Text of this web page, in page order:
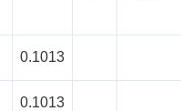
0.1013
0.1013